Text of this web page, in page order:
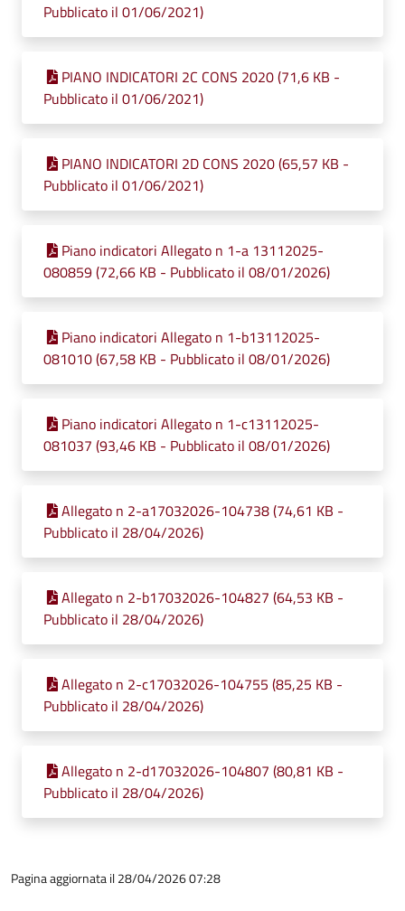
Pubblicato il 01/06/2021)
PIANO INDICATORI 2C CONS 2020 (71,6 KB -
Pubblicato il 01/06/2021)
PIANO INDICATORI 2D CONS 2020 (65,57 KB -
Pubblicato il 01/06/2021)
Piano indicatori Allegato n 1-a 13112025-
080859 (72,66 KB - Pubblicato il 08/01/2026)
Piano indicatori Allegato n 1-b13112025-
081010 (67,58 KB - Pubblicato il 08/01/2026)
Piano indicatori Allegato n 1-c13112025-
081037 (93,46 KB - Pubblicato il 08/01/2026)
Allegato n 2-a17032026-104738 (74,61 KB -
Pubblicato il 28/04/2026)
Allegato n 2-b17032026-104827 (64,53 KB -
Pubblicato il 28/04/2026)
Allegato n 2-c17032026-104755 (85,25 KB -
Pubblicato il 28/04/2026)
Allegato n 2-d17032026-104807 (80,81 KB -
Pubblicato il 28/04/2026)
Pagina aggiornata il 28/04/2026 07:28